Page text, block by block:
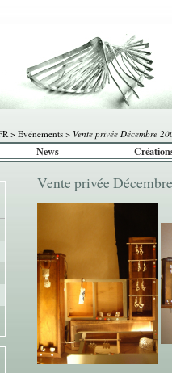
> Evénements > Vente privée Décembre
News
Vente privée